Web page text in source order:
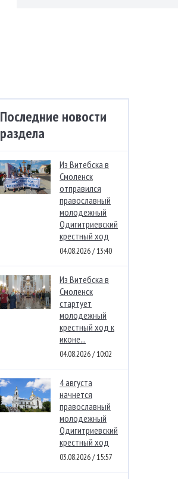
Последние новости
раздела
Из Витебска в
Смоленск
отправился
православный
молодежный
Одигитриевский
крестный ход
04.08.2026 / 13:40
Из Витебска в
Смоленск
стартует
молодежный
крестный ход к
иконе...
04.08.2026 / 10:02
4 августа
начнется
православный
молодежный
Одигитриевский
крестный ход
03.08.2026 / 15:57